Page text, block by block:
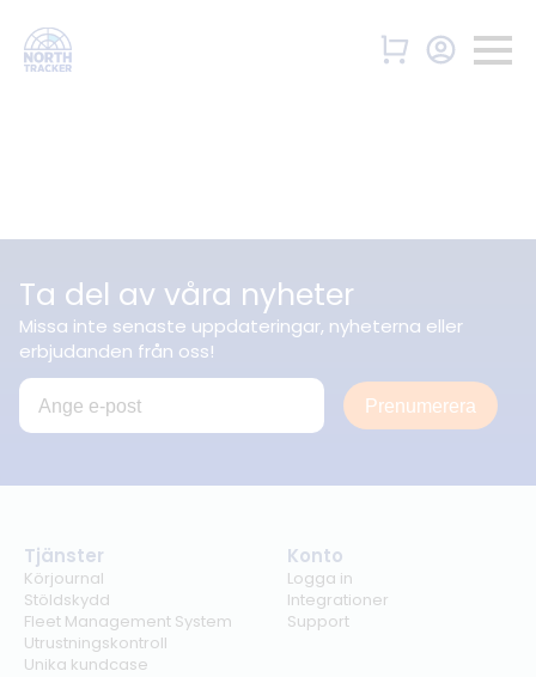
Ta del av våra nyheter
Missa inte senaste uppdateringar, nyheterna eller
erbjudanden från oss!
Prenumerera
Tjänster
Körjournal
Stöldskydd
Fleet Management System
Utrustningskontroll
Unika kundcase
Konto
Logga in
Integrationer
Support